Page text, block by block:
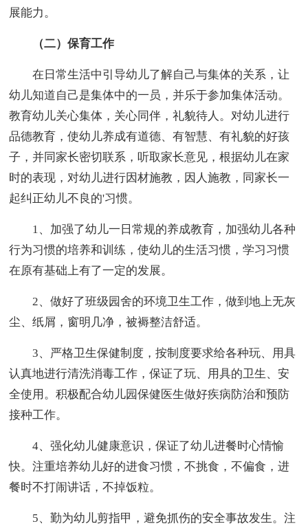
展能力。
（二）保育工作
在日常生活中引导幼儿了解自己与集体的关系，让
幼儿知道自己是集体中的一员，并乐于参加集体活动。
教育幼儿关心集体，关心同伴，礼貌待人。对幼儿进行
品德教育，使幼儿养成有道德、有智慧、有礼貌的好孩
子，并同家长密切联系，听取家长意见，根据幼儿在家
时的表现，对幼儿进行因材施教，因人施教，同家长一
起纠正幼儿不良的'习惯。
1、加强了幼儿一日常规的养成教育，加强幼儿各种
行为习惯的培养和训练，使幼儿的生活习惯，学习习惯
在原有基础上有了一定的发展。
2、做好了班级园舍的环境卫生工作，做到地上无灰
尘、纸屑，窗明几净，被褥整洁舒适。
3、严格卫生保健制度，按制度要求给各种玩、用具
认真地进行清洗消毒工作，保证了玩、用具的卫生、安
全使用。积极配合幼儿园保健医生做好疾病防治和预防
接种工作。
4、强化幼儿健康意识，保证了幼儿进餐时心情愉
快。注重培养幼儿好的进食习惯，不挑食，不偏食，进
餐时不打闹讲话，不掉饭粒。
5、勤为幼儿剪指甲，避免抓伤的安全事故发生。注